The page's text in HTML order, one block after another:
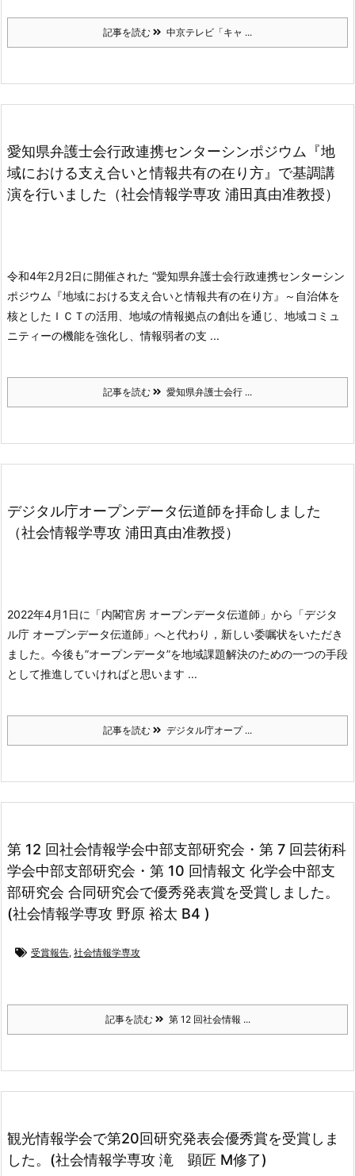
記事を読む 中京テレビ「キャ ...
愛知県弁護士会行政連携センターシンポジウム『地
域における支え合いと情報共有の在り方』で基調講
演を行いました（社会情報学専攻 浦田真由准教授）
令和4年2月2日に開催された “愛知県弁護士会行政連携センターシン
ポジウム『地域における支え合いと情報共有の在り方』～自治体を
核としたＩＣＴの活用、地域の情報拠点の創出を通じ、地域コミュ
ニティーの機能を強化し、情報弱者の支 ...
記事を読む 愛知県弁護士会行 ...
デジタル庁オープンデータ伝道師を拝命しました
（社会情報学専攻 浦田真由准教授）
2022年4月1日に「内閣官房 オープンデータ伝道師」から「デジタ
ル庁 オープンデータ伝道師」へと代わり，新しい委嘱状をいただき
ました。 今後も”オープンデータ”を地域課題解決のための一つの手段
として推進していければと思います ...
記事を読む デジタル庁オープ ...
第 12 回社会情報学会中部支部研究会・第 7 回芸術科
学会中部支部研究会・第 10 回情報文 化学会中部支
部研究会 合同研究会で優秀発表賞を受賞しました。
(社会情報学専攻 野原 裕太 B4 )
受賞報告, 社会情報学専攻
記事を読む 第 12 回社会情報 ...
観光情報学会で第20回研究発表会優秀賞を受賞しま
した。(社会情報学専攻 滝 顕匠 M修了)